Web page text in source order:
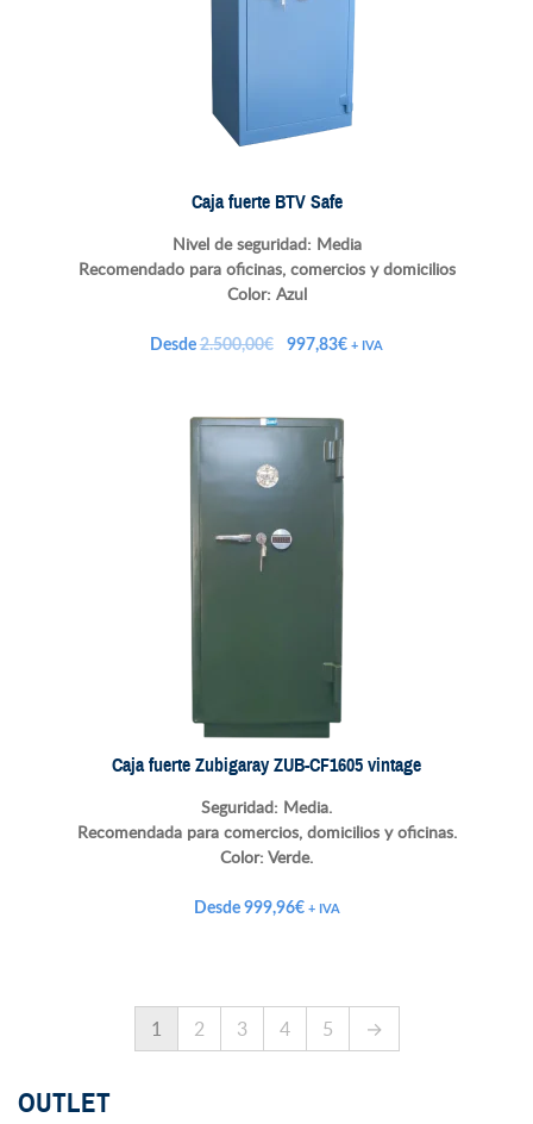
Caja fuerte BTV Safe
Nivel de seguridad: Media
Recomendado para oficinas, comercios y domicilios
Color: Azul
Desde2.500,00€ El
era:
2.500,00€.
997,83€El+ IVA
Caja fuerte Zubigaray ZUB-CF1605 vintage
Seguridad: Media.
Recomendada para comercios, domicilios y oficinas.
Color: Verde.
Desde999,96€ + IVA
1 2 3 4 5 →
OUTLET